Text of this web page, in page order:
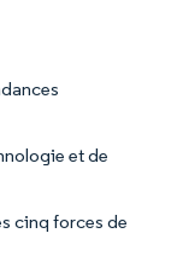
et de
cinq forces de